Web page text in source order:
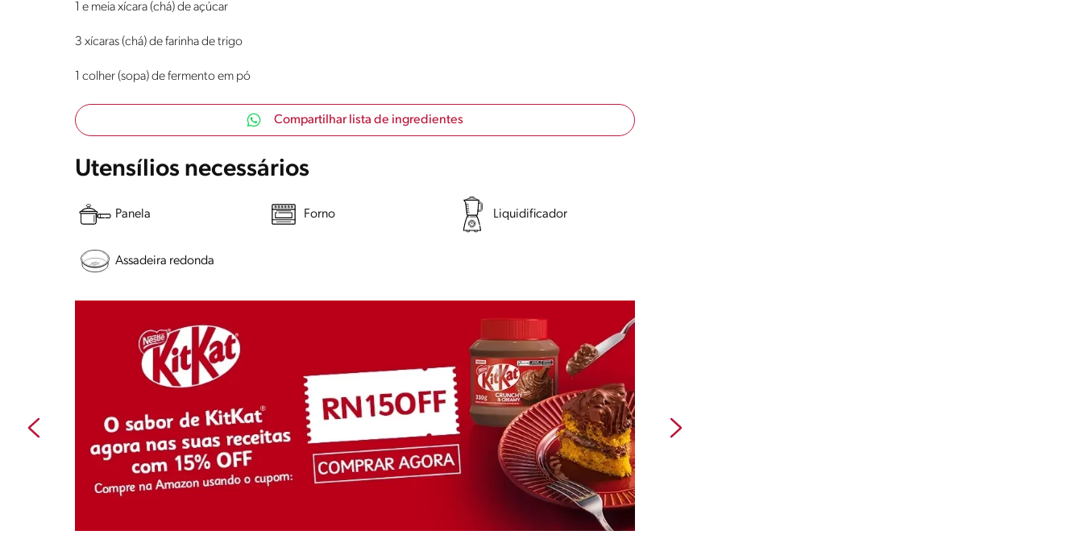
1 e meia xícara (chá) de açúcar
3 xícaras (chá) de farinha de trigo
1 colher (sopa) de fermento em pó
Compartilhar lista de ingredientes
Utensílios necessários
Panela Forno Liquidificador
Assadeira redonda